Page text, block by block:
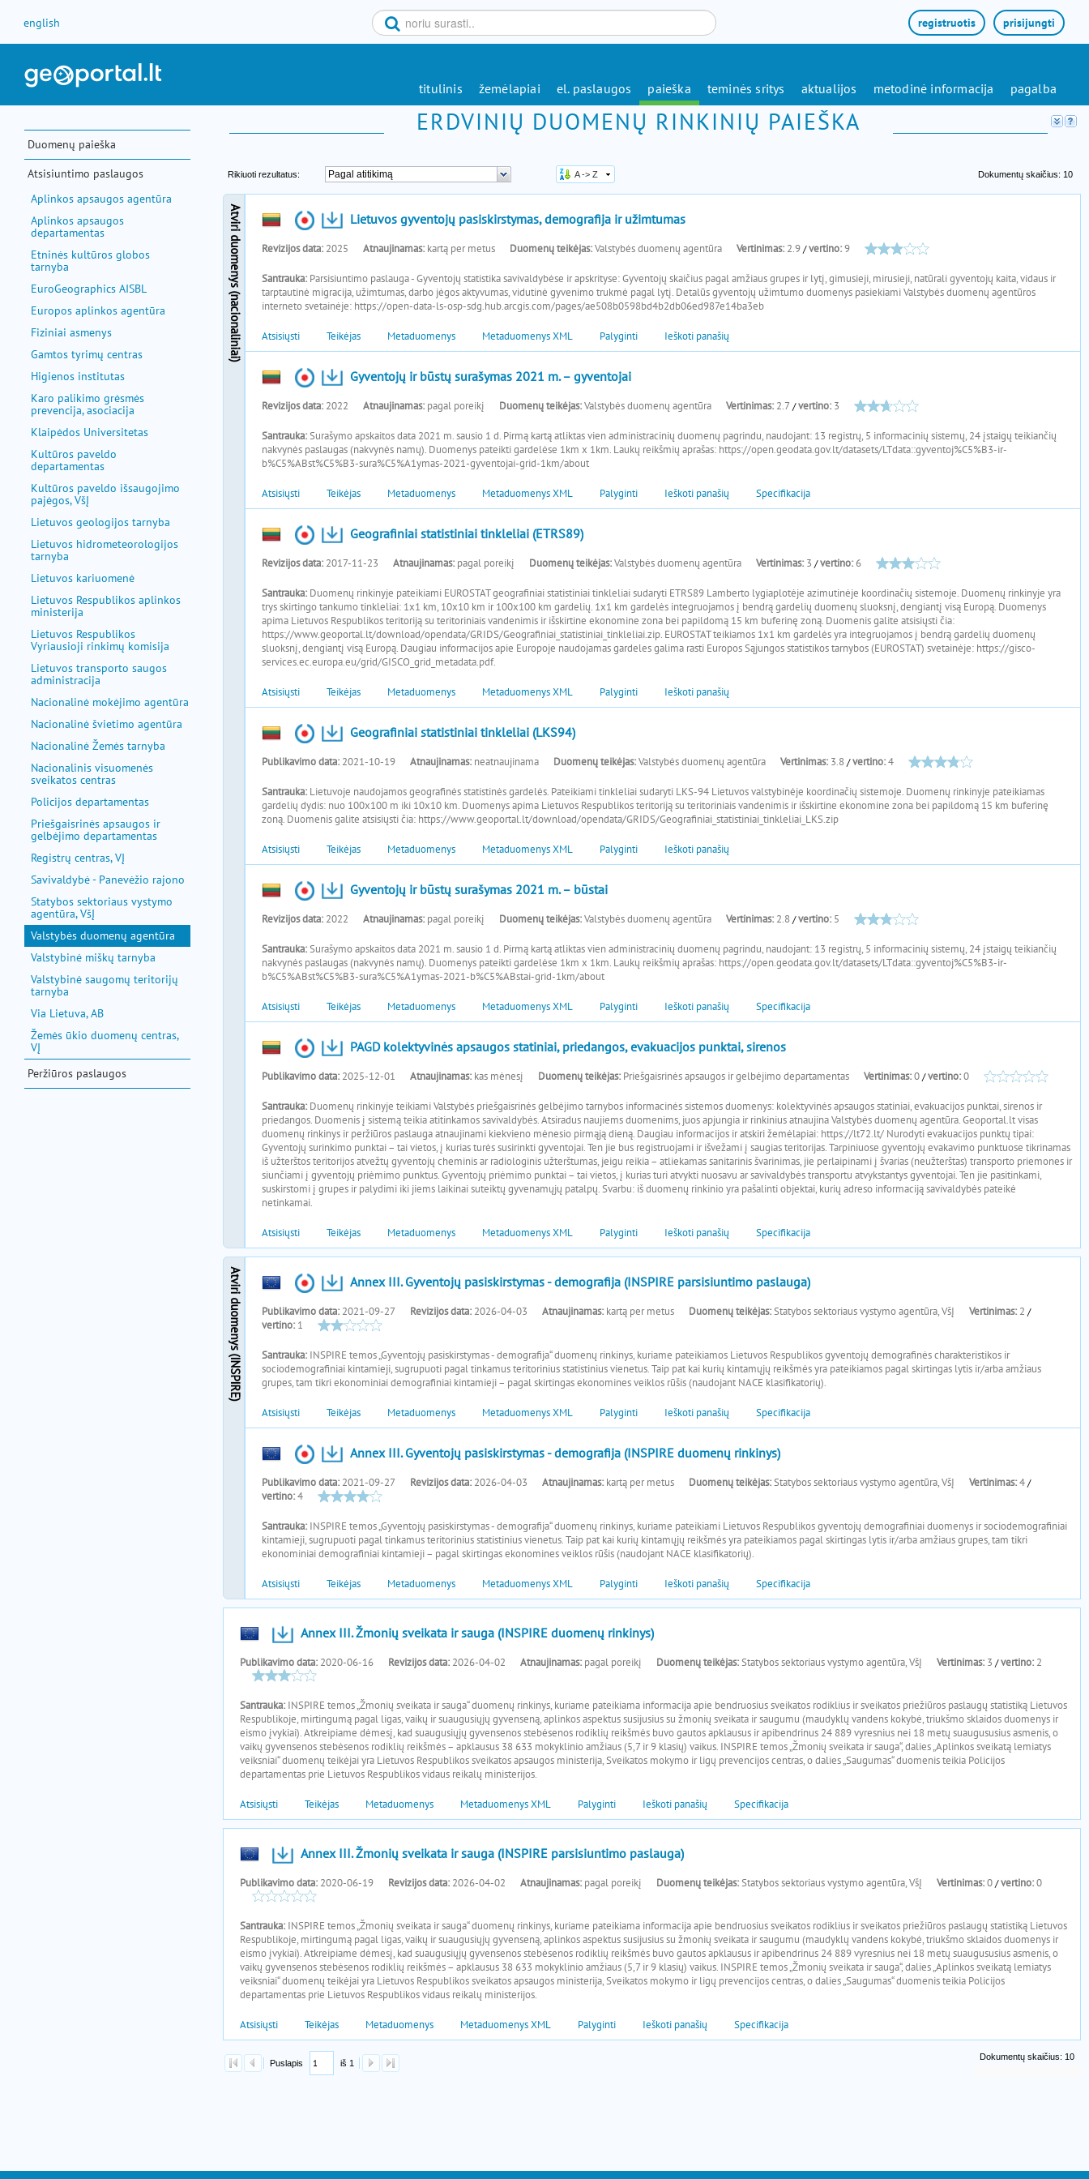
english
prisijungti
registruotis
titulinis žemėlapiai el. paslaugos paieška teminės sritys aktualijos metodinė informacija pagalba
Duomenų paieška
Atsisiuntimo paslaugos
Aplinkos apsaugos agentūra
Aplinkos apsaugos
departamentas
Etninės kultūros globos
tarnyba
EuroGeographics AISBL
Europos aplinkos agentūra
Fiziniai asmenys
Gamtos tyrimų centras
Higienos institutas
Karo palikimo grėsmės
prevencija, asociacija
Klaipėdos Universitetas
Kultūros paveldo
departamentas
Kultūros paveldo išsaugojimo
pajėgos, VšĮ
Lietuvos geologijos tarnyba
Lietuvos hidrometeorologijos
tarnyba
Lietuvos kariuomenė
Lietuvos Respublikos aplinkos
ministerija
Lietuvos Respublikos
Vyriausioji rinkimų komisija
Lietuvos transporto saugos
administracija
Nacionalinė mokėjimo agentūra
Nacionalinė švietimo agentūra
Nacionalinė Žemės tarnyba
Nacionalinis visuomenės
sveikatos centras
Policijos departamentas
Priešgaisrinės apsaugos ir
gelbėjimo departamentas
Registrų centras, VĮ
Savivaldybė - Panevėžio rajono
Statybos sektoriaus vystymo
agentūra, VšĮ
Valstybės duomenų agentūra
Valstybinė miškų tarnyba
Valstybinė saugomų teritorijų
tarnyba
Via Lietuva, AB
Žemės ūkio duomenų centras,
VĮ
Peržiūros paslaugos